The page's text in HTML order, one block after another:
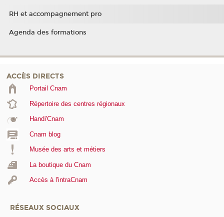
RH et accompagnement pro
Agenda des formations
ACCÈS DIRECTS
Portail Cnam
Répertoire des centres régionaux
Handi'Cnam
Cnam blog
Musée des arts et métiers
La boutique du Cnam
Accès à l'intraCnam
RÉSEAUX SOCIAUX